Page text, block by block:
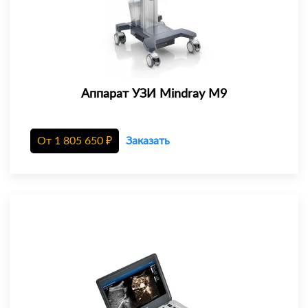
Аппарат УЗИ Mindray M9
От 1 805 650 ₽ Заказать